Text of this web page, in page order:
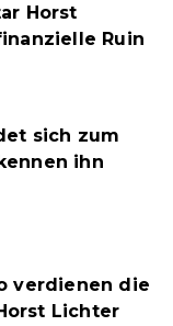
Horst
Ruin
sich zum
ihn
verdienen die
Lichter